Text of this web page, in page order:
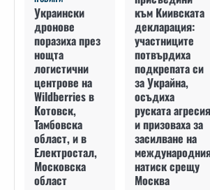
Украински
дронове
поразиха през
нощта
логистични
центрове на
Wildberries в
Котовск,
Тамбовска
област, и в
Електростал,
Московска
област
към Киивската
декларация:
участниците
потвърдиха
подкрепата си
за Украйна,
осъдиха
руската агресия
и призоваха за
засилване на
натиск срещу
Москва